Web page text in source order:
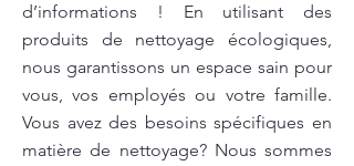
d’informations ! En utilisant des
produits de nettoyage écologiques,
nous garantissons un espace sain pour
vous, vos employés ou votre famille.
Vous avez des besoins spécifiques en
matière de nettoyage? Nous sommes